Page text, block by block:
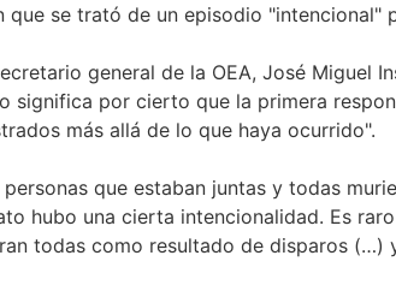
que se trató de un episodio "intencional"
general de la OEA, José Miguel
significa por cierto que la primera
más allá de lo que haya ocurrido".
personas que estaban juntas y todas
hubo una cierta intencionalidad. Es
todas como resultado de disparos (…)